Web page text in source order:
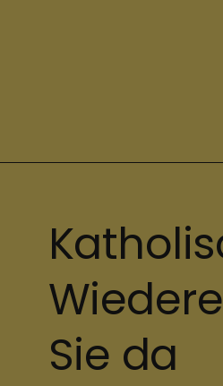
Sie da